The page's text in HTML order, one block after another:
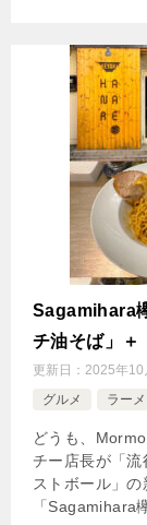
Sagamihara
チ油そば」
更新日： 2025年10
グルメ
ラー
どうも、
チー店長が「
ストボール」の
「Sagamihara